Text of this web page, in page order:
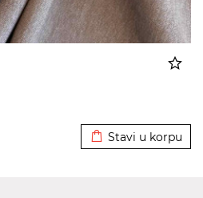
Stavi u korpu